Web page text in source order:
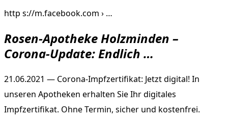
http s://m.facebook.com › …
Rosen-Apotheke Holzminden –
Corona-Update: Endlich …
21.06.2021 — Corona-Impfzertifikat: Jetzt digital! In
unseren Apotheken erhalten Sie Ihr digitales
Impfzertifikat. Ohne Termin, sicher und kostenfrei.